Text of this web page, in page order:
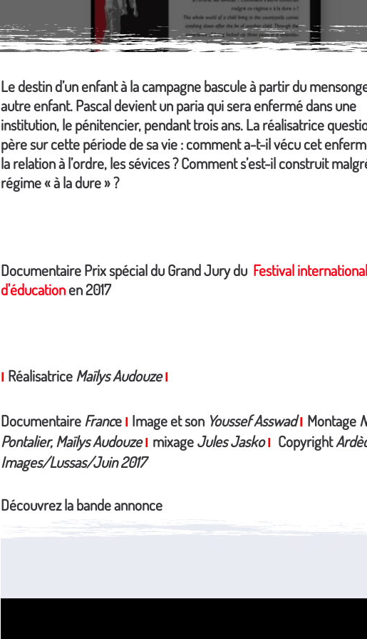
Le destin d’un enfant à la campagne bascule à partir du
autre enfant. Pascal devient un paria qui sera enfermé dans une
institution, le pénitencier, pendant trois ans. La réalisatrice
père sur cette période de sa vie : comment a-t-il vécu cet
la relation à l’ordre, les sévices ? Comment s’est-il construit
régime « à la dure » ?
Documentaire Prix spécial du Grand Jury du Festival
d'éducationen 2017
RéalisatriceMaïlys Audouze
DocumentaireFrance I Image et son Youssef Asswad I Montage
Pontalier, Maïlys Audouze I mixageJules Jasko I Copyright
Images/Lussas/Juin 2017
Découvrez la bande annonce